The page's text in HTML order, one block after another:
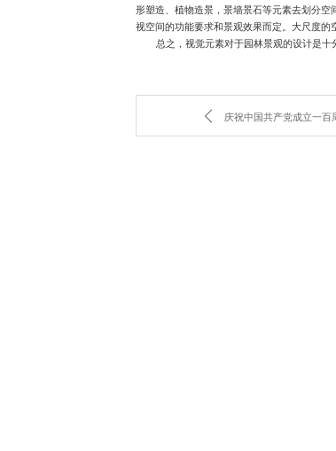
形塑造、植物造景，景墙景石等元素去划分
视空间的功能要求和景观效果而定。大尺度的
总之，视觉元素对于园林景观的设计是
庆祝中国共产党成立一百